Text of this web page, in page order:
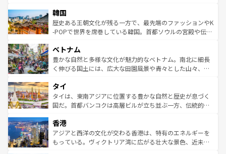
はコンテンツ一覧
いる。アクティビティも充実しており、サーフィンやダイ
ビング、ハイキングなど、アウトドア好きにはたまらな
い。オーストラリアの多彩な魅力を存分に味わいつくそ
参照してほしい。
ン）、静ひつな山岳地帯である台湾東部など、都市の喧騒
と山間の静けさが共存しており、訪れる人に新しい発見と
驚きをもたらしてくれる。また、奥深い台湾の食文化も魅
容にもいいと評判のスイーツなど、バラエティ豊かな料理
が味わえる。 なお、新着の台湾情報は コンテンツ一覧を参
照してほしい。
韓国
歴史ある王朝文化が残る一方で、最先端のファッションやK
-POPで世界を席巻している韓国。首都ソウルの宮殿や伝統
き、地方に足を延ばせば四季折々の自然美を楽しむことが
できる。そして、キムチや焼肉、絶品のストリートフード
まで、さまざまな韓国料理が待っている。夜には、韓国な
リティに包まれながら、韓国の多彩な魅力を心ゆくまで味
わってみてほしい。 なお、新着の韓国情報はコンテンツ一
覧を参照してほしい。
ベトナム
豊かな自然と多様な文化が魅力的なベトナム。南北に細長
く伸びる国土には、広大な田園風景や青々とした山々、世
急速な発展と共に伝統が息づく。ハノイの古い町並みやホ
ーチミン市のフランス統治時代の建物も、独特の雰囲気を
醸し出している。また、バラエティの豊かさとおいしさで
とつ。フォーやバインミー、ベトナムコーヒーなどは、ぜ
ひ現地で味わいたい。どの地域を訪れてもあたたかい人々
が旅行者を迎えてくれるので、きっと忘れられない旅にな
タイ
タイは、東南アジアに位置する豊かな自然と歴史が息づく
国だ。首都バンコクは高層ビルが立ち並ぶ一方、伝統的な
の活気が交差している。北部ではチェンマイなどの山岳地
帯で自然と触れ合い、南部ではプーケットやクラビの美し
いビーチでリゾート気分を楽しむことができる。タイ料理
香港
アジアと西洋の文化が交わる香港は、特有のエネルギーを
もっている。ヴィクトリア湾に広がる壮大な景色、近未来